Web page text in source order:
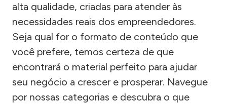
alta qualidade, criadas para atender às
necessidades reais dos empreendedores.
Seja qual for o formato de conteúdo que
você prefere, temos certeza de que
encontrará o material perfeito para ajudar
seu negócio a crescer e prosperar. Navegue
por nossas categorias e descubra o que